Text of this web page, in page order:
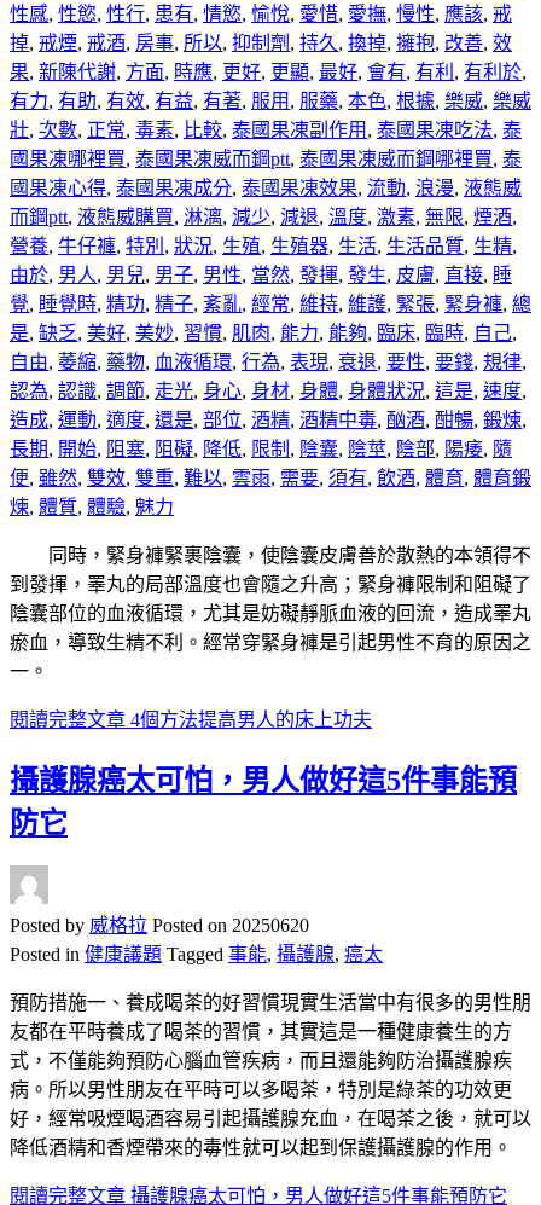
性感, 性慾, 性行, 患有, 情慾, 愉悅, 愛惜, 愛撫, 慢性, 應該, 戒
掉, 戒煙, 戒酒, 房事, 所以, 抑制劑 , 持久 , 換掉, 擁抱, 改善, 效
果, 新陳代謝, 方面, 時應, 更好, 更顯, 最好, 會有, 有利 , 有利於,
有力, 有助, 有效, 有益, 有著, 服用 , 服藥, 本色, 根據, 樂威, 樂威
壯, 次數, 正常, 毒素, 比較, 泰國果凍副作用 , 泰國果凍吃法, 泰
國果凍哪裡買, 泰國果凍威而鋼ptt, 泰國果凍威而鋼哪裡買, 泰
國果凍心得, 泰國果凍成分, 泰國果凍效果, 流動, 浪漫, 液態威
而鋼ptt, 液態威購買, 淋漓, 減少, 減退, 溫度, 激素, 無限, 煙酒,
營養, 牛仔褲, 特別 , 狀況, 生殖, 生殖器, 生活, 生活品質, 生精,
由於, 男人, 男兒, 男子, 男性, 當然, 發揮, 發生, 皮膚, 直接, 睡
覺, 睡覺時, 精功, 精子, 紊亂, 經常, 維持, 維護, 緊張, 緊身褲, 總
是, 缺乏, 美好, 美妙, 習慣, 肌肉, 能力, 能夠, 臨床, 臨時, 自己,
自由, 萎縮, 藥物, 血液循環, 行為, 表現, 衰退, 要性, 要錢, 規律,
認為, 認識, 調節, 走光, 身心, 身材, 身體, 身體狀況, 這是, 速度,
造成, 運動, 適度, 還是, 部位, 酒精, 酒精中毒, 酗酒, 酣暢, 鍛煉,
長期, 開始, 阻塞, 阻礙, 降低, 限制 , 陰囊, 陰莖, 陰部, 陽痿, 隨
便, 雖然, 雙效, 雙重, 難以, 雲雨, 需要, 須有, 飲酒, 體育, 體育鍛
煉, 體質, 體驗, 魅力
同時，緊身褲緊裹陰囊，使陰囊皮膚善於散熱的本領得不
到發揮，睪丸的局部溫度也會隨之升高；緊身褲限制和阻礙了
陰囊部位的血液循環，尤其是妨礙靜脈血液的回流，造成睪丸
瘀血，導致生精不利。經常穿緊身褲是引起男性不育的原因之
一。
閱讀完整文章 4個方法提高男人的床上功夫
攝護腺癌太可怕，男人做好這5件事能預
防它
Posted by 威格拉 Posted on 20250620
Posted in 健康議題 Tagged 事能, 攝護腺, 癌太
預防措施一、養成喝茶的好習慣現實生活當中有很多的男性朋
友都在平時養成了喝茶的習慣，其實這是一種健康養生的方
式，不僅能夠預防心腦血管疾病，而且還能夠防治攝護腺疾
病。所以男性朋友在平時可以多喝茶，特別是綠茶的功效更
好，經常吸煙喝酒容易引起攝護腺充血，在喝茶之後，就可以
降低酒精和香煙帶來的毒性就可以起到保護攝護腺的作用。
閱讀完整文章 攝護腺癌太可怕，男人做好這5件事能預防它